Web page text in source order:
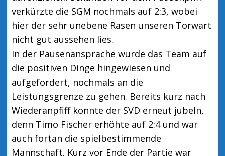
verkürzte die SGM nochmals auf 2:3, wobei
hier der sehr unebene Rasen unseren Torwart
nicht gut aussehen lies.
In der Pausenansprache wurde das Team auf
die positiven Dinge hingewiesen und
aufgefordert, nochmals an die
Leistungsgrenze zu gehen. Bereits kurz nach
Wiederanpfiff konnte der SVD erneut jubeln,
denn Timo Fischer erhöhte auf 2:4 und war
auch fortan die spielbestimmende
Mannschaft. Kurz vor Ende der Partie war